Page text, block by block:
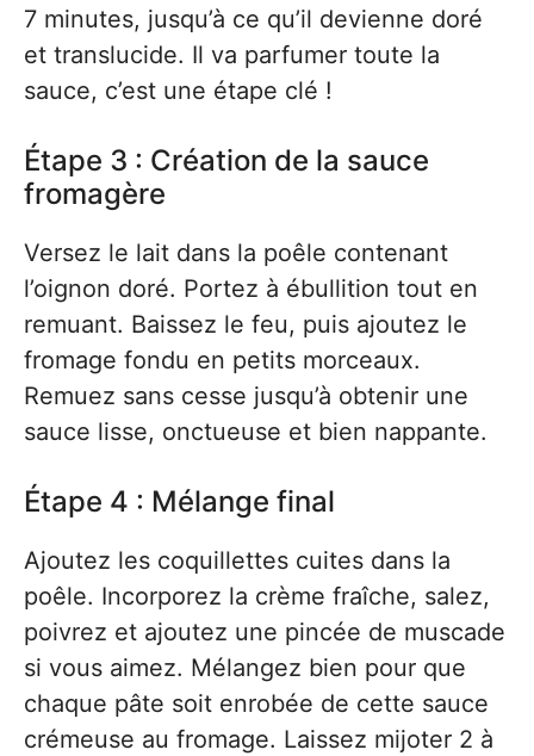
7 minutes, jusqu’à ce qu’il devienne doré
et translucide. Il va parfumer toute la
sauce, c’est une étape clé !
Étape 3 : Création de la sauce
fromagère
Versez le lait dans la poêle contenant
l’oignon doré. Portez à ébullition tout en
remuant. Baissez le feu, puis ajoutez le
fromage fondu en petits morceaux.
Remuez sans cesse jusqu’à obtenir une
sauce lisse, onctueuse et bien nappante.
Étape 4 : Mélange final
Ajoutez les coquillettes cuites dans la
poêle. Incorporez la crème fraîche, salez,
poivrez et ajoutez une pincée de muscade
si vous aimez. Mélangez bien pour que
chaque pâte soit enrobée de cette sauce
crémeuse au fromage. Laissez mijoter 2 à